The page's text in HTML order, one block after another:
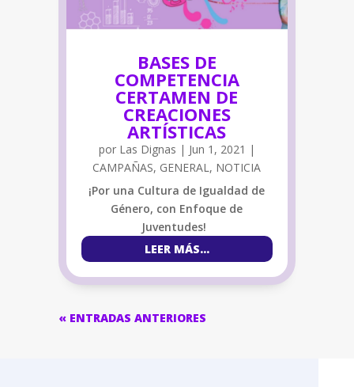
BASES DE
COMPETENCIA
CERTAMEN DE
CREACIONES
ARTÍSTICAS
por Las Dignas | Jun 1, 2021 |
CAMPAÑAS, GENERAL, NOTICIA
¡Por una Cultura de Igualdad de
Género, con Enfoque de
Juventudes!
LEER MÁS…
« ENTRADAS ANTERIORES